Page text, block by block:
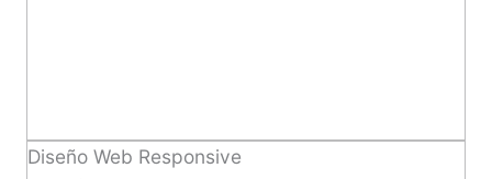
Diseño Web Responsive